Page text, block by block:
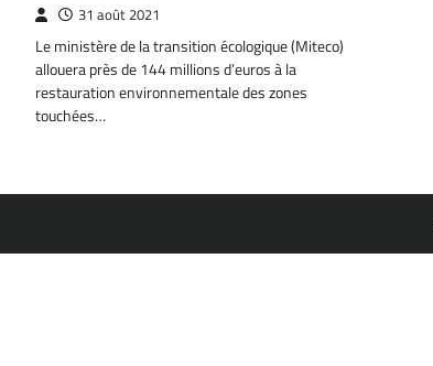
31 août 2021
Le ministère de la transition écologique (Miteco)
allouera près de 144 millions d’euros à la
restauration environnementale des zones
touchées…